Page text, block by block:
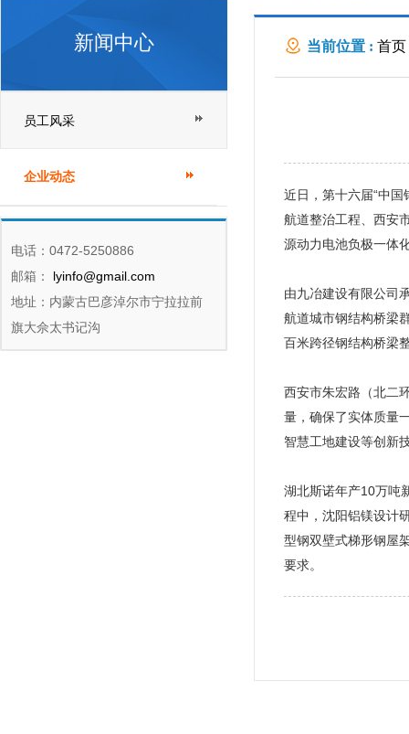
新闻中心
员工风采
企业动态
电话：0472-5250886
邮箱：
lyinfo@gmail.com
地址：内蒙古巴彦淖尔市宁拉拉前
旗大佘太书记沟
当前位置 : 首页
近日，第十六届“中
航道整治工程、西安
源动力电池负极一体
由九冶建设有限公司
航道城市钢结构桥梁
百米跨径钢结构桥梁
西安市朱宏路（北二
量，确保了实体质量
智慧工地建设等创新
湖北斯诺年产10万吨
程中，沈阳铝镁设计
型钢双壁式梯形钢屋
要求。